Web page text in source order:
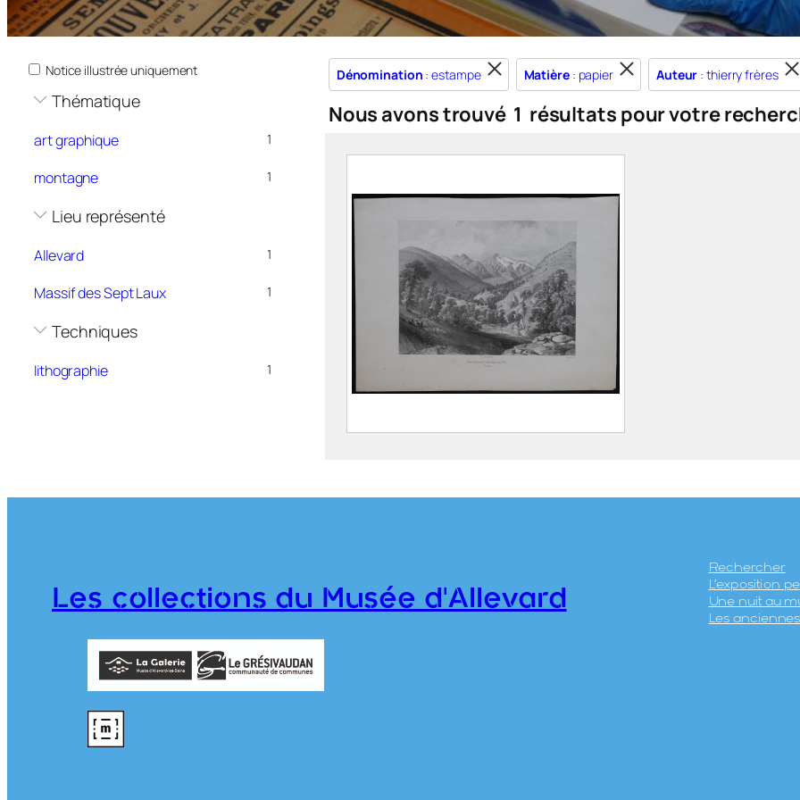
Notice illustrée uniquement
Thématique
art graphique 1
montagne 1
Lieu représenté
Allevard 1
Massif des Sept Laux 1
Techniques
lithographie 1
Dénomination : estampe Matière: papier Auteur : thierry frères
Nous avons trouvé 1 résultats pour votre
Route d’Allevard à la
1890)
Les collections du Musée d'Allevard
Rechercher
L’exposition
Une nuit au
Les